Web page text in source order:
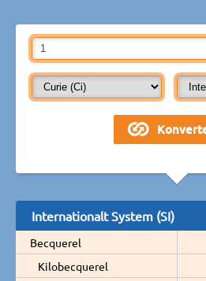
Internationalt System (SI)
Becquerel
Kilobecquerel